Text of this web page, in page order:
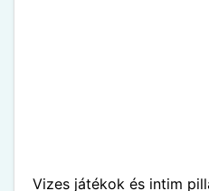
Vizes játékok és intim